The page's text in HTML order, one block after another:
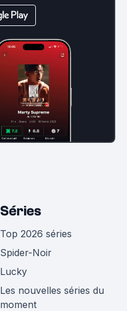
Séries
Top 2026 séries
Spider-Noir
Lucky
Les nouvelles séries du
moment